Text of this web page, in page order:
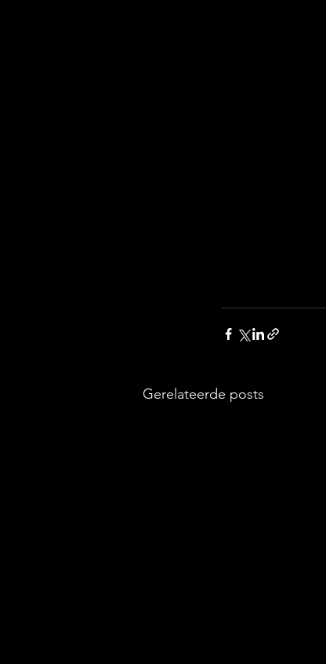
Gerelateerde posts